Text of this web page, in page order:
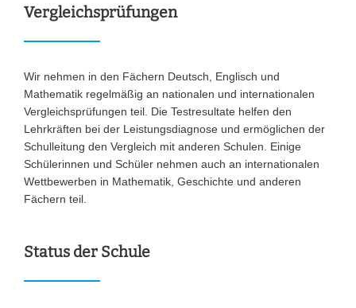
Vergleichsprüfungen
Wir nehmen in den Fächern Deutsch, Englisch und
Mathematik regelmäßig an nationalen und internationalen
Vergleichsprüfungen teil. Die Testresultate helfen den
Lehrkräften bei der Leistungsdiagnose und ermöglichen der
Schulleitung den Vergleich mit anderen Schulen. Einige
Schülerinnen und Schüler nehmen auch an internationalen
Wettbewerben in Mathematik, Geschichte und anderen
Fächern teil.
Status der Schule